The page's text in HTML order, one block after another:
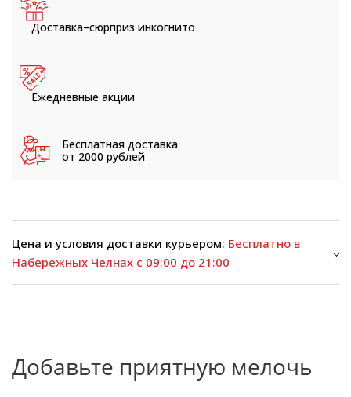
Доставка–сюрприз инкогнито
Ежедневные акции
Бесплатная доставка
от 2000 рублей
Цена и условия доставки курьером: Бесплатно в
Набережных Челнах с 09:00 до 21:00
Добавьте приятную мелочь